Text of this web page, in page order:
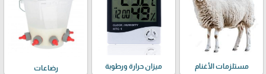
مستلزمات الأغنام ميزان حرارة ورطوبة رضاعات